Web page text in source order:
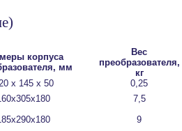
корпуса
мм
Вес
преобразователя,
кг
х 145 х 50
0,25
7,5
9